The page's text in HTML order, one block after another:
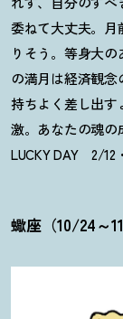
委ねて大丈夫。月
りそう。等身大
の満月は経済観
持ちよく差し出す
激。あなたの魂の
LUCKY DAY 2/12
蠍座（10/24～